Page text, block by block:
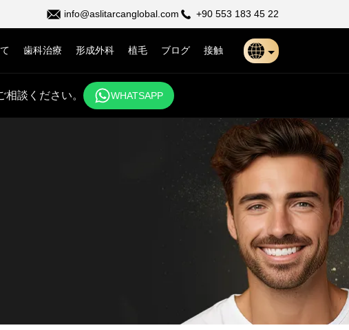
info@aslitarcanglobal.com +90 553 183 45 22
歯科治療 形成外科 植毛 ブログ 接触
Indonesia
Български
Français
Deutsch
Español
English
談ください。 WHATSAPP